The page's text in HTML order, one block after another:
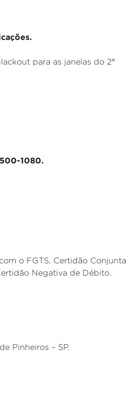
janelas do 2°
1080.
o FGTS, Certidão Conjunta
Negativa de Débito.
Pinheiros – SP.